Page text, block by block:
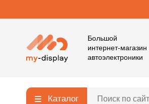
Большой
интернет-магазин
автоэлектроники
Каталог